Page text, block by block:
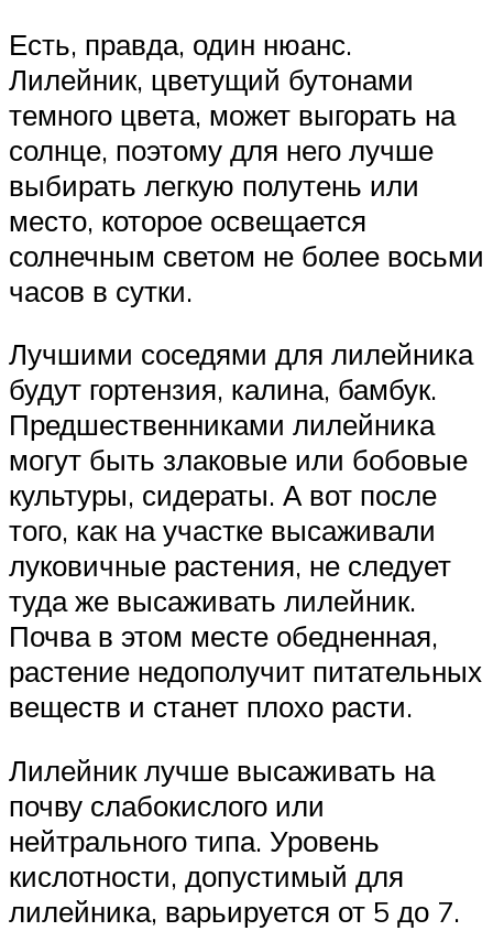
Есть, правда, один нюанс.
Лилейник, цветущий бутонами
темного цвета, может выгорать на
солнце, поэтому для него лучше
выбирать легкую полутень или
место, которое освещается
солнечным светом не более восьми
часов в сутки.
Лучшими соседями для лилейника
будут гортензия, калина, бамбук.
Предшественниками лилейника
могут быть злаковые или бобовые
культуры, сидераты. А вот после
того, как на участке высаживали
луковичные растения, не следует
туда же высаживать лилейник.
Почва в этом месте обедненная,
растение недополучит питательных
веществ и станет плохо расти.
Лилейник лучше высаживать на
почву слабокислого или
нейтрального типа. Уровень
кислотности, допустимый для
лилейника, варьируется от 5 до 7.